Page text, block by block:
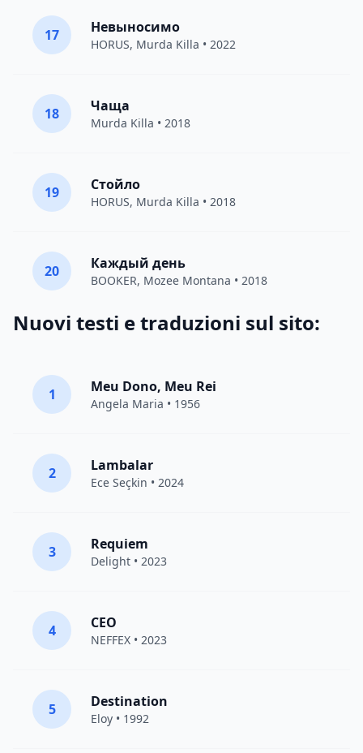
17 Невыносимо
HORUS, Murda Killa • 2022
18 Чаща
Murda Killa • 2018
19 Стойло
HORUS, Murda Killa • 2018
20 Каждый день
BOOKER, Mozee Montana • 2018
Nuovi testi e traduzioni sul sito:
1 Meu Dono, Meu Rei
Angela Maria • 1956
2 Lambalar
Ece Seçkin • 2024
3 Requiem
Delight • 2023
4 CEO
NEFFEX • 2023
5 Destination
Eloy • 1992